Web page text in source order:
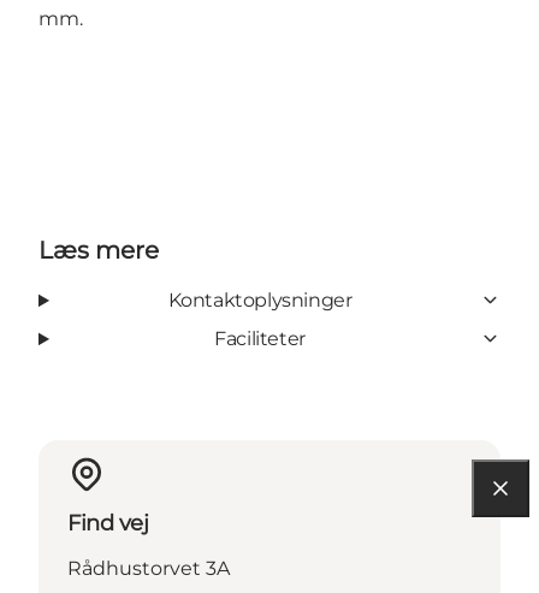
mm.
Læs mere
Kontaktoplysninger
Faciliteter
Find vej
Rådhustorvet 3A